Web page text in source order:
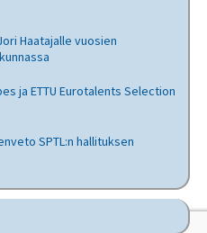
Haatajalle vuosien
ja ETTU Eurotalents Selection
SPTL:n hallituksen